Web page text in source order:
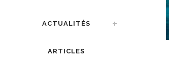
ACTUALITÉS
ARTICLES